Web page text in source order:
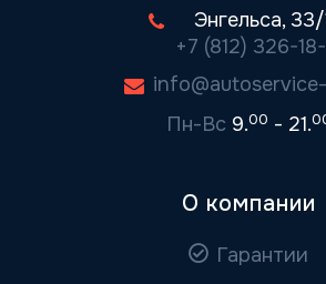
Энгельса, 33/
+7 (812) 326-
Пн-Вс 9.00 - 21.
О компании
Гарантии